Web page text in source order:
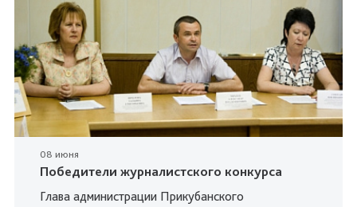
08 июня
Победители журналистского конкурса
Глава администрации Прикубанского